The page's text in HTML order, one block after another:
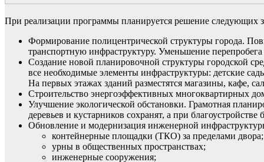
При реализации программы планируется решение следующих
Формирование полицентрической структуры города.
транспортную инфраструктуру. Уменьшение перепробега
Создание новой планировочной структуры городской
все необходимые элементы инфраструктуры: детские
На первых этажах зданий разместятся магазины, кафе,
Строительство энергоэффективных многоквартирных
Улучшение экологической обстановки. Грамотная
деревьев и кустарников сохранят, а при
Обновление и модернизация инженерной
контейнерные площадки (ТКО) за пределами двора;
урны в общественных пространствах;
инженерные сооружения;